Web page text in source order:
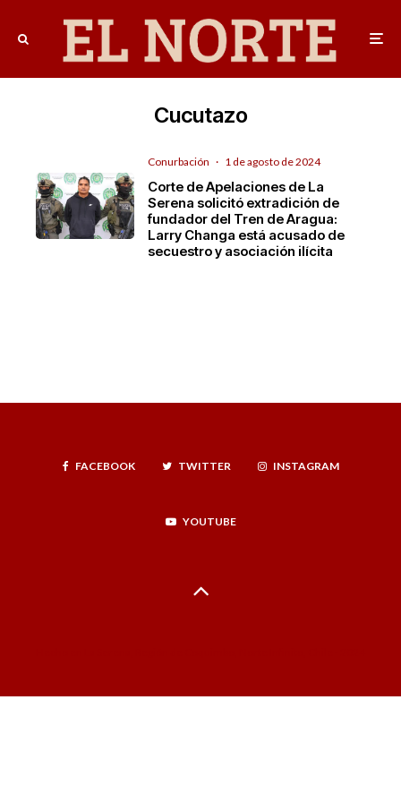
Cucutazo
Conurbación · 1 de agosto de 2024
Corte de Apelaciones de La
Serena solicitó extradición de
fundador del Tren de Aragua:
Larry Changa está acusado de
secuestro y asociación ilícita
FACEBOOK TWITTER INSTAGRAM
YOUTUBE